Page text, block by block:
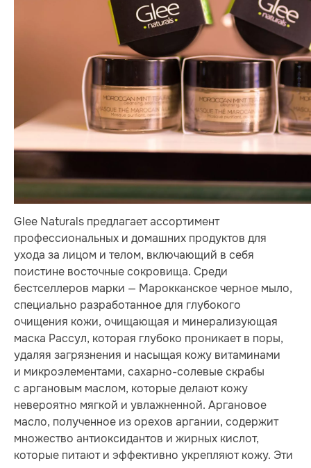
Glee Naturals предлагает ассортимент
профессиональных и домашних продуктов для
ухода за лицом и телом, включающий в себя
поистине восточные сокровища. Среди
бестселлеров марки — Марокканское черное мыло,
специально разработанное для глубокого
очищения кожи, очищающая и минерализующая
маска Рассул, которая глубоко проникает в поры,
удаляя загрязнения и насыщая кожу витаминами
и микроэлементами, сахарно-солевые скрабы
с аргановым маслом, которые делают кожу
невероятно мягкой и увлажненной. Аргановое
масло, полученное из орехов аргании, содержит
множество антиоксидантов и жирных кислот,
которые питают и эффективно укрепляют кожу. Эти